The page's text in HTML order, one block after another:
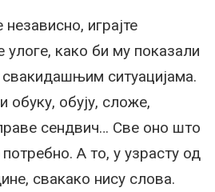
играјте
улоге, како би му показали
ситуацијама.
обуку, обују, сложе,
сендвич… Све оно што
А то, у узрасту од
свакако нису слова.